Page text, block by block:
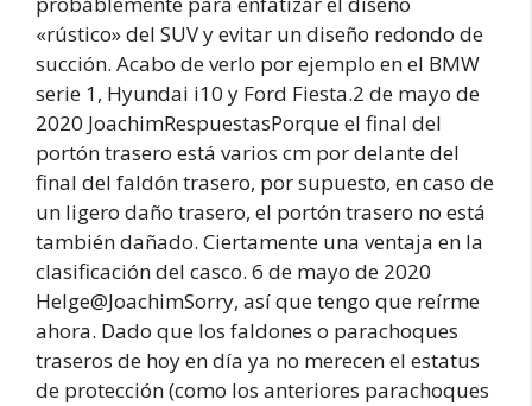
«rústico» del SUV y evitar un diseño redondo de
succión. Acabo de verlo por ejemplo en el BMW
serie 1, Hyundai i10 y Ford Fiesta.2 de mayo de
2020 JoachimRespuestasPorque el final del
portón trasero está varios cm por delante del
final del faldón trasero, por supuesto, en caso de
un ligero daño trasero, el portón trasero no está
también dañado. Ciertamente una ventaja en la
clasificación del casco. 6 de mayo de 2020
Helge@JoachimSorry, así que tengo que reírme
ahora. Dado que los faldones o parachoques
traseros de hoy en día ya no merecen el estatus
de protección (como los anteriores parachoques